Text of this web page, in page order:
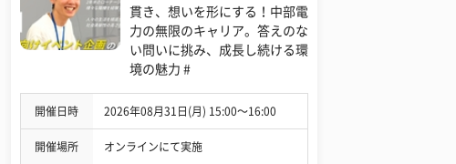
貫き、想いを形にする！中部電
力の無限のキャリア。答えのな
い問いに挑み、成長し続ける環
境の魅力 #
開催日時 2026年08月31日(月) 15:00〜16:00
開催場所 オンラインにて実施